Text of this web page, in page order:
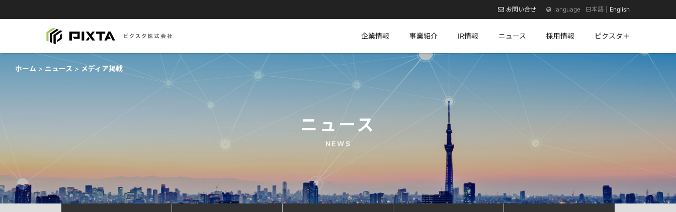
企業情報 事業紹介 IR情報 ニュース 採用情報 ピクスタ＋
お問い合せ 日本語 English
ホーム ニュース メディア掲載
ニュース
NEWS